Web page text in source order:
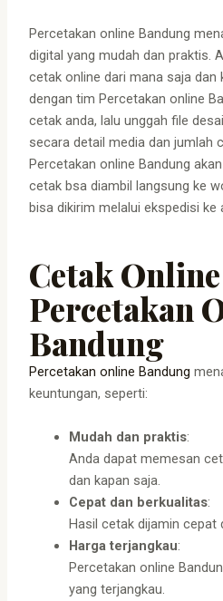
Percetakan online Bandung
digital yang mudah dan praktis.
cetak online dari mana saja dan
dengan tim Percetakan online
cetak anda, lalu unggah file
secara detail media dan jumlah
Percetakan online Bandung
cetak bsa diambil langsung ke
bisa dikirim melalui ekspedisi ke
Cetak
Percetakan
Bandung
Percetakan online Bandung
keuntungan, seperti:
Mudah dan praktis:
Anda dapat memesan
dan kapan saja.
Cepat dan berkualitas:
Hasil cetak dijamin cepat
Harga terjangkau:
Percetakan online
yang terjangkau.